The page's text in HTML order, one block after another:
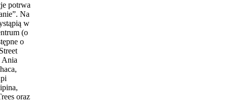
potrwa
Na
w
(o
o
Ania
oraz